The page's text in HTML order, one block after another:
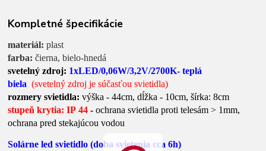
Kompletné špecifikácie
materiál: plast
farba: čierna, bielo-hnedá
svetelný zdroj: 1xLED/0,06W/3,2V/2700K- teplá
biela (svetelný zdroj je súčasťou svietidla)
rozmery svietidla: výška - 44cm, dĺžka - 10cm, šírka: 8cm
stupeň krytia: IP 44-ochrana svietidla proti telesám > 1mm,
ochrana pred stekajúcou vodou
Solárne led svietidlo (doba svietenia cca 6h)